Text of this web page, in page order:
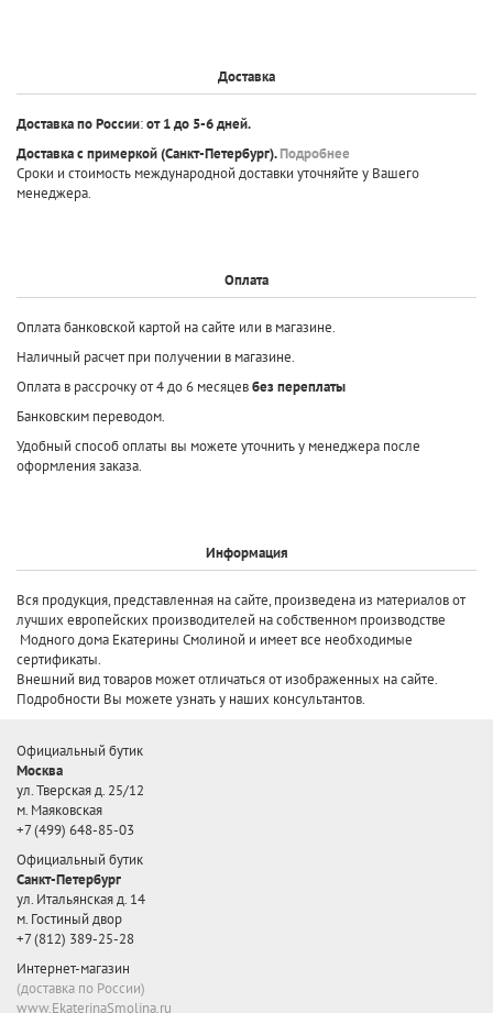
Доставка
Доставка по России:от 1 до 5-6 дней.
Доставка с примеркой(Санкт-Петербург).Подробнее
Сроки и стоимость международной доставки уточняйте у Вашего
менеджера.
Оплата
Оплата банковской картой на сайте или в магазине.
Наличный расчет при получении в магазине.
Оплата в рассрочку от 4 до 6 месяцевбез переплаты
Банковским переводом.
Удобный способ оплаты вы можете уточнить у менеджера после
оформления заказа.
Информация
Вся продукция, представленная на сайте, произведена из материалов от
лучших европейских производителей на собственном производстве
Модного дома Екатерины Смолиной и имеет все необходимые
сертификаты.
Внешний вид товаров может отличаться от изображенных на сайте.
Подробности Вы можете узнать у наших консультантов.
Официальный бутик
Москва
ул. Тверская д. 25/12
м. Маяковская
+7 (499) 648-85-03
Официальный бутик
Санкт-Петербург
ул. Итальянская д. 14
м. Гостиный двор
+7 (812) 389-25-28
Интернет-магазин
(доставка по России)
www.EkaterinaSmolina.ru